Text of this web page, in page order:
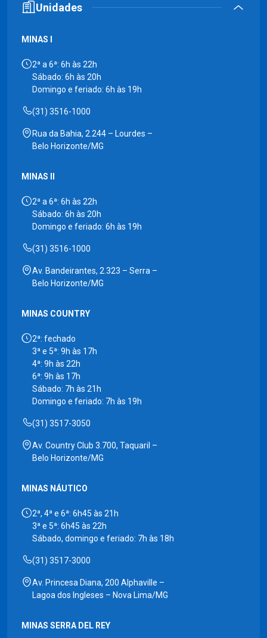
Unidades
MINAS I
2ª a 6ª: 6h às 22h
Sábado: 6h às 20h
Domingo e feriado: 6h às 19h
(31) 3516-1000
Rua da Bahia, 2.244 – Lourdes –
Belo Horizonte/MG
MINAS II
2ª a 6ª: 6h às 22h
Sábado: 6h às 20h
Domingo e feriado: 6h às 19h
(31) 3516-1000
Av. Bandeirantes, 2.323 – Serra –
Belo Horizonte/MG
MINAS COUNTRY
2ª: fechado
3ª e 5ª: 9h às 17h
4ª: 9h às 22h
6ª: 9h às 17h
Sábado: 7h às 21h
Domingo e feriado: 7h às 19h
(31) 3517-3050
Av. Country Club 3.700, Taquaril –
Belo Horizonte/MG
MINAS NÁUTICO
2ª, 4ª e 6ª: 6h45 às 21h
3ª e 5ª: 6h45 às 22h
Sábado, domingo e feriado: 7h às 18h
(31) 3517-3000
Av. Princesa Diana, 200 Alphaville –
Lagoa dos Ingleses – Nova Lima/MG
MINAS SERRA DEL REY